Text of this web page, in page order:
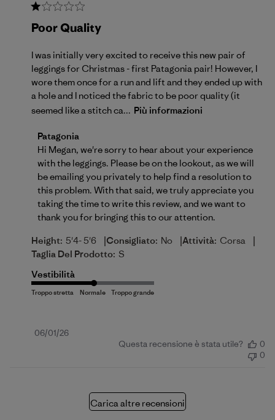
Poor Quality
I was initially very excited to receive this new pair of
leggings for Christmas - first Patagonia pair! However, I
wore them once for a run and lift and they ended up with
a hole and I noticed the fabric to be poor quality (it
seemed like a stitch ca... Più informazioni
Commenti del proprietario del negozio sulla
Patagonia
Hi Megan, we're sorry to hear about your experience
with the leggings. Please be on the lookout, as we will
be emailing you privately to help find a resolution to
this problem. With that said, we truly appreciate you
taking the time to write this review, and we want to
thank you for bringing this to our attention.
Height: 5'4- 5'6 |Consigliato: No |Attività: Corsa |
Taglia Del Prodotto: S
Vestibilità
Data
06/01/26
Questa recensione è stata utile?
0
0
Carica altre recensioni